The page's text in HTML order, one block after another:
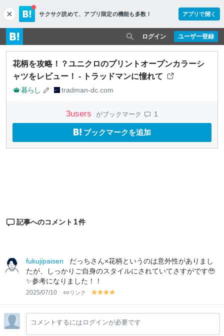
c
l
o
s
e
サクサク読めて、 アプリ限定の機能も多数！ アプリで開く
ユーザー登録
ログイン
花柄を攻略！？ユニクロのプリントオープンカラーシ
ャツをレビュー！ - トラッドマンに憧れて
暮らし tradman-dc.com
3users がブックマーク 1
ブックマークを追加
記事へのコメント 1件
fukujipaisen
だっちさん×花柄というのは意外性がありまし
たが、しっかりご自身のスタイルにされていてさすがです🥹
✨参考になりました！！
2025/07/10 リンク
y
lo
w
y
lo
w
y
lo
w
lo
w
コメントするにはログインが必要です